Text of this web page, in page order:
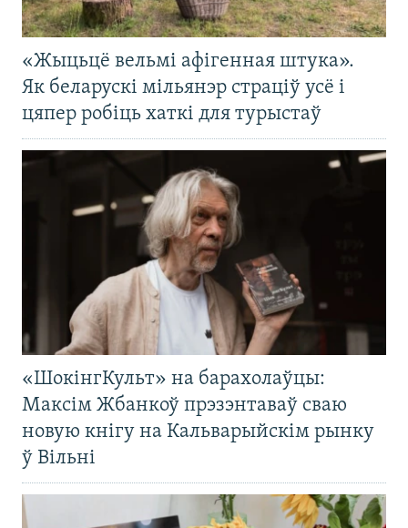
«Жыцьцё вельмі афігенная штука».
Як беларускі мільянэр страціў усё і
цяпер робіць хаткі для турыстаў
«ШокінгКульт» на барахолаўцы:
Максім Жбанкоў прэзэнтаваў сваю
новую кнігу на Кальварыйскім рынку
ў Вільні